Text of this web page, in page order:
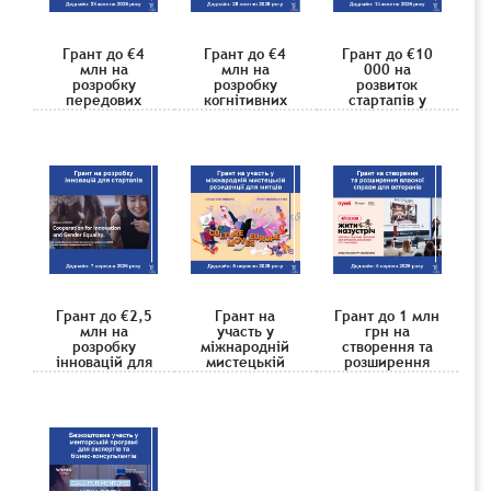
Грант до €4
млн на
розробку
передових
матеріалів для
енергії
Грант до €4
млн на
розробку
когнітивних
систем
Грант до €10
000 на
розвиток
стартапів у
сфері міської
підприємців
Грант до €2,5
млн на
розробку
інновацій для
стартапів
Грант на
участь у
міжнародній
мистецькій
резиденції для
Грант до 1 млн
грн на
створення та
розширення
власної справи